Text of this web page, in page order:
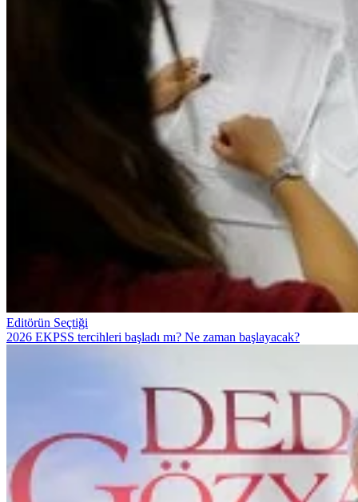
Editörün Seçtiği
2026 EKPSS tercihleri başladı mı? Ne zaman başlayacak?